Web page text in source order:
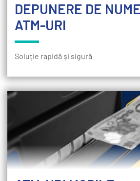
DEPUNERE DE
ATM-URI
Soluție rapidă și sigură